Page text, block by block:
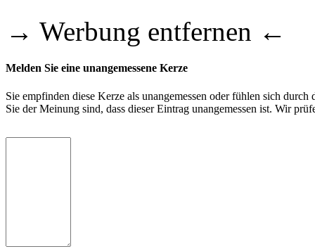
→ Werbung entfernen ←
Melden Sie eine unangemessene Kerze
Sie empfinden diese Kerze als unangemessen oder fühlen sich
Sie der Meinung sind, dass dieser Eintrag unangemessen ist. Wir